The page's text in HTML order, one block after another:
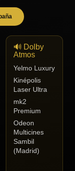
🔊 Dolby
Atmos
Yelmo Luxury
Kinépolis
Laser Ultra
mk2
Premium
Odeon
Multicines
Sambil
(Madrid)